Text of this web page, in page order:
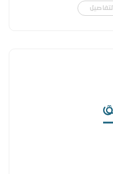
التفاصيل